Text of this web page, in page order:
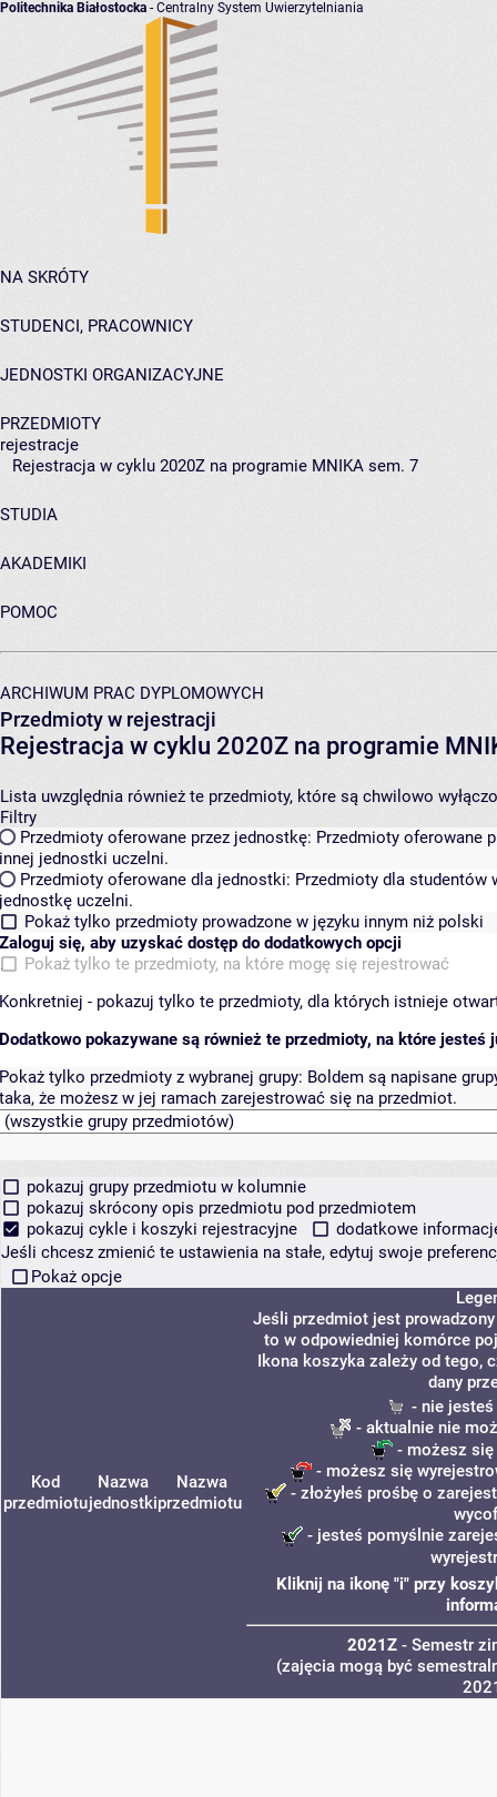
Politechnika Białostocka - Centralny System Uwierzytelniania
NA SKRÓTY
STUDENCI, PRACOWNICY
JEDNOSTKI ORGANIZACYJNE
PRZEDMIOTY
rejestracje
Rejestracja w cyklu 2020Z na programie MNIKA sem. 7
STUDIA
AKADEMIKI
POMOC
ARCHIWUM PRAC DYPLOMOWYCH
Przedmioty w rejestracji
Rejestracja w cyklu 2020Z na programie
Lista uwzględnia również te przedmioty, które są chwilowo
Filtry
Przedmioty oferowane przez jednostkę: Przedmioty oferowane
innej jednostki uczelni.
Przedmioty oferowane dla jednostki: Przedmioty dla studentów
jednostkę uczelni.
Pokaż tylko przedmioty prowadzone w języku innym niż polski
Zaloguj się, aby uzyskać dostęp do dodatkowych opcji
Pokaż tylko te przedmioty, na które mogę się rejestrować
Konkretniej - pokazuj tylko te przedmioty, dla których istnieje
Dodatkowo pokazywane są również te przedmioty, na które jesteś
Pokaż tylko przedmioty z wybranej grupy: Boldem są napisane
taka, że możesz w jej ramach zarejestrować się na przedmiot.
pokazuj grupy przedmiotu w kolumnie
pokazuj skrócony opis przedmiotu pod przedmiotem
pokazuj cykle i koszyki rejestracyjne
dodatkowe
Jeśli chcesz zmienić te ustawienia na stałe, edytuj swoje
Pokaż opcje
Kod
przedmiotu
Nazwa
jednostki
Nazwa
przedmiotu
Jeśli przedmiot jest
to w odpowiedniej komórce
Ikona koszyka zależy od tego,
dany
- nie
- aktualnie nie
- możesz się
- możesz się
- złożyłeś prośbę o
- jesteś pomyślnie
Kliknij na ikonę "i" przy
2021Z - Semestr
(zajęcia mogą być